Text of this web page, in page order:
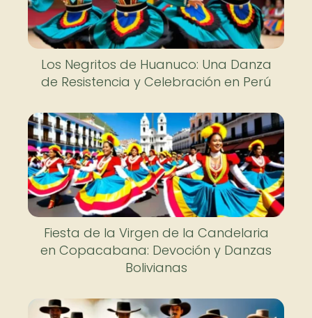
Los Negritos de Huanuco: Una Danza
de Resistencia y Celebración en Perú
Fiesta de la Virgen de la Candelaria
en Copacabana: Devoción y Danzas
Bolivianas